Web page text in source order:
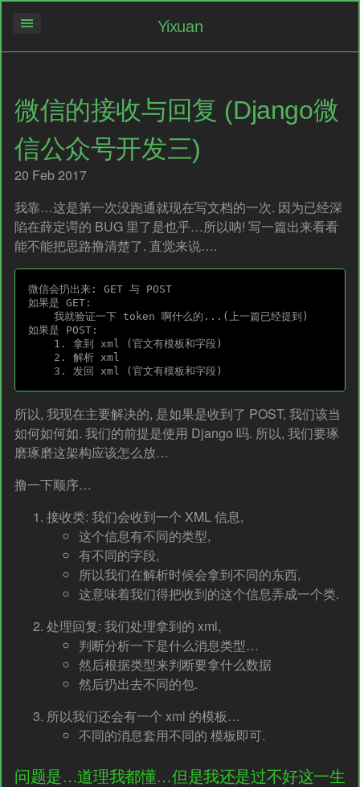
Yixuan
微信的接收与回复 (Django微
信公众号开发三)
20 Feb 2017
我靠…这是第一次没跑通就现在写文档的一次. 因为已经深
陷在薛定谔的 BUG 里了是也乎…所以呐! 写一篇出来看看
能不能把思路撸清楚了. 直觉来说….
微信会扔出来: GET 与 POST
如果是 GET:
如果是 POST:
所以, 我现在主要解决的, 是如果是收到了 POST, 我们该当
如何如何如. 我们的前提是使用 Django 吗. 所以, 我们要琢
磨琢磨这架构应该怎么放…
撸一下顺序…
接收类: 我们会收到一个 XML 信息,
这个信息有不同的类型,
有不同的字段,
所以我们在解析时候会拿到不同的东西,
这意味着我们得把收到的这个信息弄成一个类.
处理回复: 我们处理拿到的 xml,
判断分析一下是什么消息类型…
然后根据类型来判断要拿什么数据
然后扔出去不同的包.
所以我们还会有一个 xml 的模板…
不同的消息套用不同的 模板即可.
问题是…道理我都懂…但是我还是过不好这一生